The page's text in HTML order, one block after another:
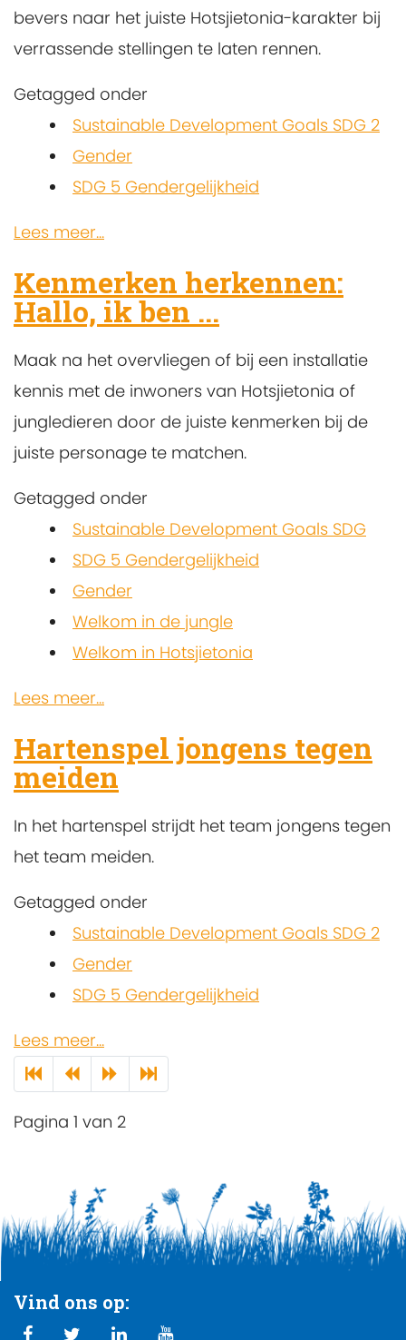
bevers naar het juiste Hotsjietonia-karakter bij
verrassende stellingen te laten rennen.
Getagged onder
Sustainable Development Goals SDG 2
Gender
SDG 5 Gendergelijkheid
Lees meer...
Kenmerken herkennen:
Hallo, ik ben ...
Maak na het overvliegen of bij een installatie
kennis met de inwoners van Hotsjietonia of
jungledieren door de juiste kenmerken bij de
juiste personage te matchen.
Getagged onder
Sustainable Development Goals SDG
SDG 5 Gendergelijkheid
Gender
Welkom in de jungle
Welkom in Hotsjietonia
Lees meer...
Hartenspel jongens tegen
meiden
In het hartenspel strijdt het team jongens tegen
het team meiden.
Getagged onder
Sustainable Development Goals SDG 2
Gender
SDG 5 Gendergelijkheid
Lees meer...
Pagina 1 van 2
Vind ons op: